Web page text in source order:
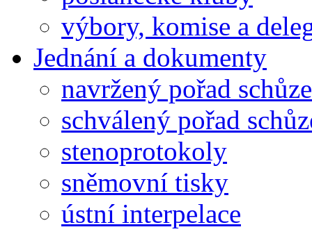
výbory, komise a
Jednání a dokumenty
navržený pořad schůze
schválený pořad
stenoprotokoly
sněmovní tisky
ústní interpelace